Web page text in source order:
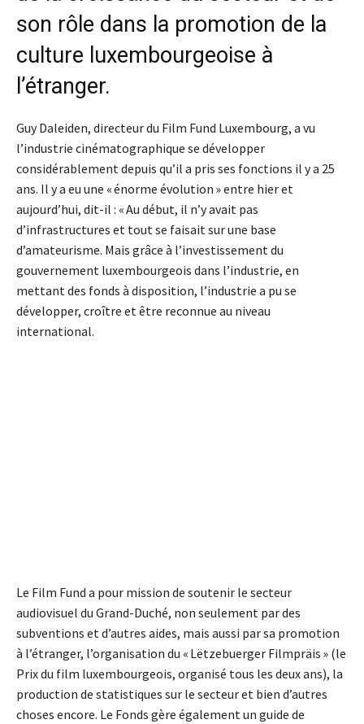
son rôle dans la promotion de la
culture luxembourgeoise à
l’étranger.
Guy Daleiden, directeur du Film Fund Luxembourg, a vu
l’industrie cinématographique se développer
considérablement depuis qu’il a pris ses fonctions il y a 25
ans. Il y a eu une « énorme évolution » entre hier et
aujourd’hui, dit-il : « Au début, il n’y avait pas
d’infrastructures et tout se faisait sur une base
d’amateurisme. Mais grâce à l’investissement du
gouvernement luxembourgeois dans l’industrie, en
mettant des fonds à disposition, l’industrie a pu se
développer, croître et être reconnue au niveau
international.
Le Film Fund a pour mission de soutenir le secteur
audiovisuel du Grand-Duché, non seulement par des
subventions et d’autres aides, mais aussi par sa promotion
à l’étranger, l’organisation du « Lëtzebuerger Filmpräis » (le
Prix du film luxembourgeois, organisé tous les deux ans), la
production de statistiques sur le secteur et bien d’autres
choses encore. Le Fonds gère également un guide de